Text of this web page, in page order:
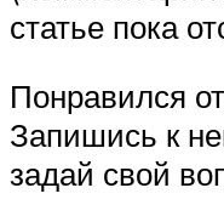
статье пока
Понравился
Запишись к
задай свой